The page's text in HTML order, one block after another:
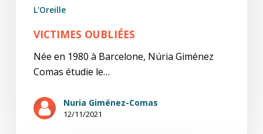
L'Oreille
VICTIMES OUBLIÉES
Née en 1980 à Barcelone, Núria Giménez
Comas étudie le…
Nuria Giménez-Comas
12/11/2021